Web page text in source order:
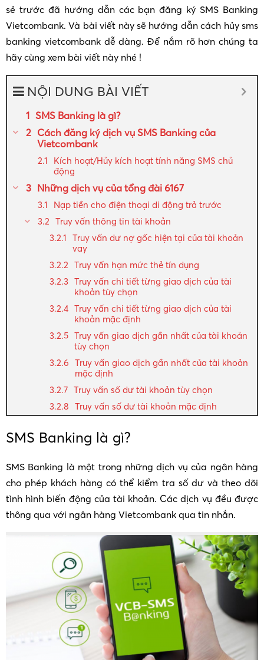
sẻ trước đã hướng dẫn các bạn đăng ký SMS Banking
Vietcombank. Và bài viết này sẽ hướng dẫn cách hủy sms
banking vietcombank dễ dàng. Để nắm rõ hơn chúng ta
hãy cùng xem bài viết này nhé !
NỘI DUNG BÀI VIẾT
SMS Banking là gì?
Cách đăng ký dịch vụ SMS Banking của
Vietcombank
Kích hoạt/Hủy kích hoạt tính năng SMS chủ
động
Những dịch vụ của tổng đài 6167
Nạp tiền cho điện thoại di động trả trước
Truy vấn thông tin tài khoản
Truy vấn dư nợ gốc hiện tại của tài khoản
vay
Truy vấn hạn mức thẻ tín dụng
Truy vấn chi tiết từng giao dịch của tài
khoản tùy chọn
Truy vấn chi tiết từng giao dịch của tài
khoản mặc định
Truy vấn giao dịch gần nhất của tài khoản
tùy chọn
Truy vấn giao dịch gần nhất của tài khoản
mặc định
Truy vấn số dư tài khoản tùy chọn
Truy vấn số dư tài khoản mặc định
SMS Banking là gì?
SMS Banking là một trong những dịch vụ của ngân hàng
cho phép khách hàng có thể kiểm tra số dư và theo dõi
tình hình biến động của tài khoản. Các dịch vụ đều được
thông qua với ngân hàng Vietcombank qua tin nhắn.